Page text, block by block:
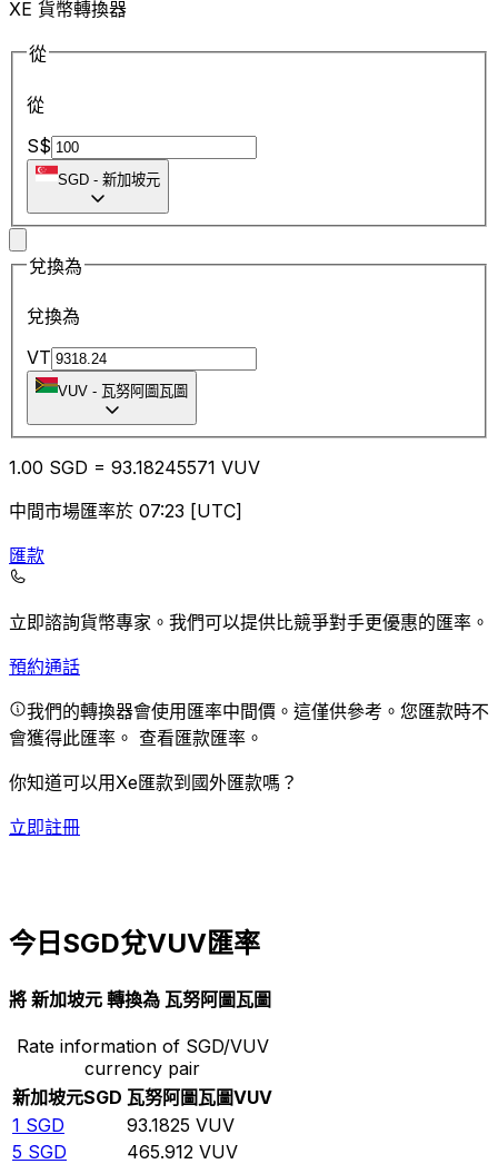
XE 貨幣轉換器
從
從
S$
SGD - 新加坡元
兌換為
兌換為
VT
VUV - 瓦努阿圖瓦圖
1.00 SGD = 93.18245571 VUV
中間市場匯率於 07:23 [UTC]
匯款
立即諮詢貨幣專家。 我們可以提供比競爭對手更優惠的匯率。
預約通話
我們的轉換器會使用匯率中間價。這僅供參考。您匯款時不
會獲得此匯率。 查看匯款匯率。
你知道可以用Xe匯款到國外匯款嗎？
立即註冊
今日SGD兌VUV匯率
將 新加坡元 轉換為 瓦努阿圖瓦圖
Rate information of SGD/VUV
currency pair
新加坡元SGD 瓦努阿圖瓦圖VUV
1 SGD 93.1825 VUV
5 SGD 465.912 VUV